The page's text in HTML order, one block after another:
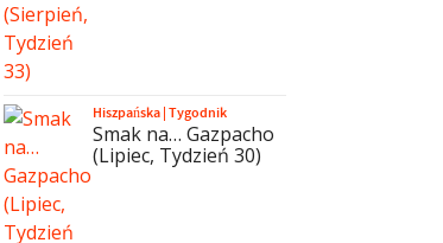
Hiszpańska|Tygodnik
Smak na… Gazpacho
(Lipiec, Tydzień 30)